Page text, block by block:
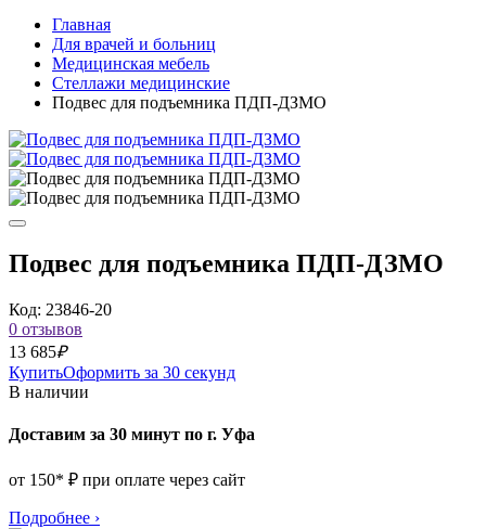
Главная
Для врачей и больниц
Медицинская мебель
Стеллажи медицинские
Подвес для подъемника ПДП-ДЗМО
Подвес для подъемника ПДП-ДЗМО
Код: 23846-20
0 отзывов
13 685₽
КупитьОформить за 30 секунд
В наличии
Доставим за 30 минут по г. Уфа
от 150* ₽ при оплате через сайт
Подробнее ›